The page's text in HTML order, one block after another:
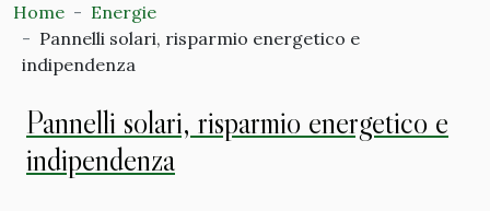
Home
Energie
Pannelli solari, risparmio energetico e
indipendenza
Pannelli solari, risparmio energetico e
indipendenza